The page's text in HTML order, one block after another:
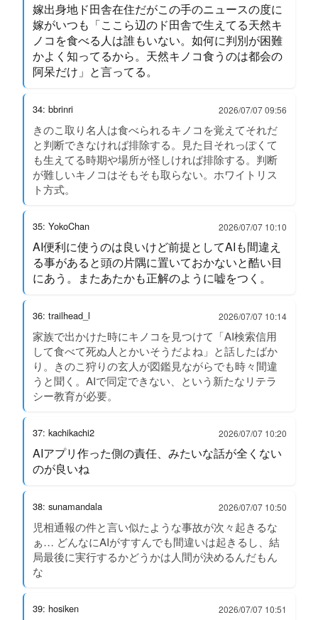
嫁出身地ド田舎在住だがこの手のニュースの度に
嫁がいつも「ここら辺のド田舎で生えてる天然キ
ノコを食べる人は誰もいない。如何に判別が困難
かよく知ってるから。天然キノコ食うのは都会の
阿呆だけ」と言ってる。
34: bbrinri 2026/07/07 09:56
きのこ取り名人は食べられるキノコを覚えてそれだ
と判断できなければ排除する。見た目それっぽくて
も生えてる時期や場所が怪しければ排除する。判断
が難しいキノコはそもそも取らない。ホワイトリス
ト方式。
35: YokoChan 2026/07/07 10:10
AI便利に使うのは良いけど前提としてAIも間違え
る事があると頭の片隅に置いておかないと酷い目
にあう。またあたかも正解のように嘘をつく。
36: trailhead_l 2026/07/07 10:14
家族で出かけた時にキノコを見つけて「AI検索信用
して食べて死ぬ人とかいそうだよね」と話したばか
り。きのこ狩りの玄人が図鑑見ながらでも時々間違
うと聞く。AIで同定できない、という新たなリテラ
シー教育が必要。
37: kachikachi2 2026/07/07 10:20
AIアプリ作った側の責任、みたいな話が全くない
のが良いね
38: sunamandala 2026/07/07 10:50
児相通報の件と言い似たような事故が次々起きるな
ぁ… どんなにAIがすすんでも間違いは起きるし、結
局最後に実行するかどうかは人間が決めるんだもん
な
39: hosiken 2026/07/07 10:51